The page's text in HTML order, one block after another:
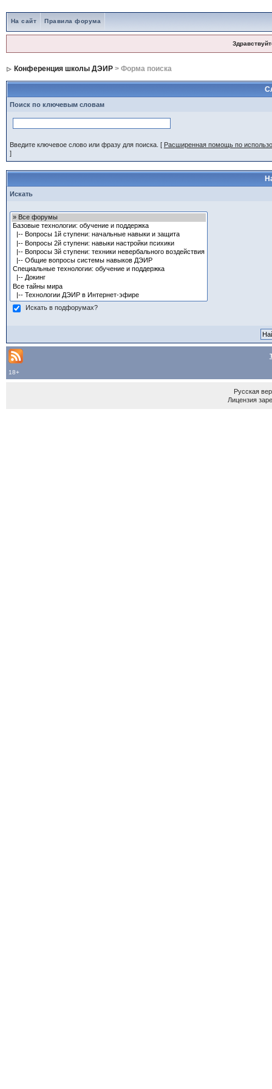
На сайт Правила форума
Конференция школы ДЭИР> Форма поиска
Поиск по ключевым словам
Введите ключевое слово или фразу для поиска. [ Расширенная помощь по
]
Искать
Искать в подфорумах?
18+
Русская
Лицензия